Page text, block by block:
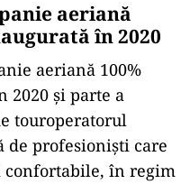
aeriană
în 2020
aeriană 100%
2020 şi parte a
touroperatorul
de profesioniști care
confortabile, în regim